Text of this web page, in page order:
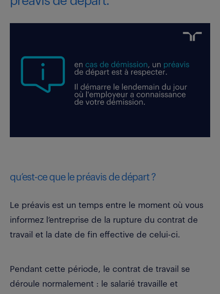
qu’est-ce que le préavis de départ ?
Le préavis est un temps entre le moment où vous
informez l’entreprise de la rupture du contrat de
travail et la date de fin effective de celui-ci.
Pendant cette période, le contrat de travail se
déroule normalement : le salarié travaille et